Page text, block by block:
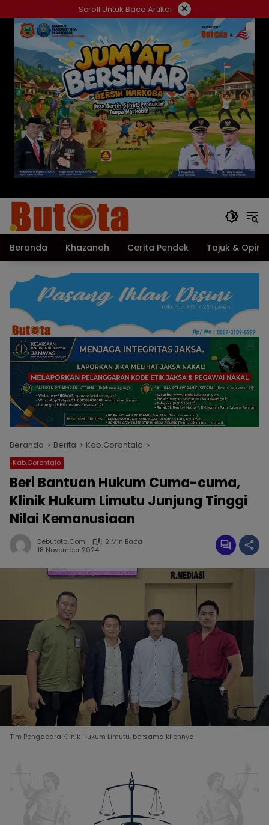
ke
konten
Scroll Untuk Baca Artikel ×
Beranda Khazanah Cerita Pendek Tajuk & Opini
Beranda Berita Kab.Gorontalo
Kab.Gorontalo
Beri Bantuan Hukum Cuma-cuma,
Klinik Hukum Limutu Junjung Tinggi
Nilai Kemanusiaan
Debutota.com
2 Min Baca
18 November 2024
Tim Pengacara Klinik Hukum Limutu, bersama kliennya